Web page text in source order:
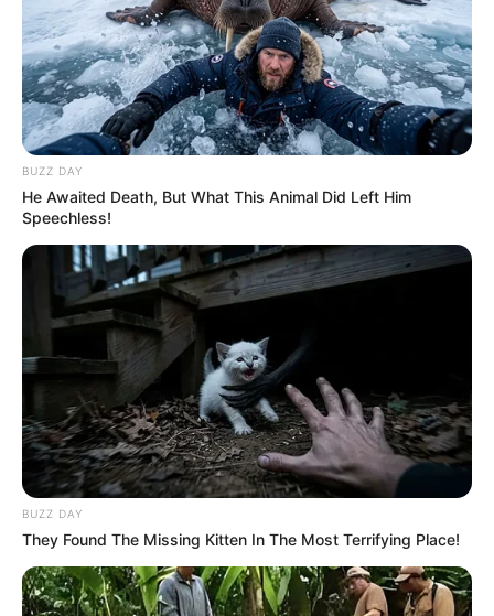
BUZZ DAY
He Awaited Death, But What This Animal Did Left Him
Speechless!
BUZZ DAY
They Found The Missing Kitten In The Most Terrifying Place!